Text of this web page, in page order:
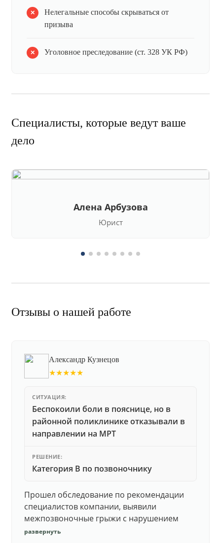
Нелегальные способы скрываться от
призыва
Уголовное преследование (ст. 328 УК РФ)
Специалисты, которые ведут ваше
дело
Алена Арбузова
Юрист
Отзывы о нашей работе
Александр Кузнецов
★★★★★
СИТУАЦИЯ:
Беспокоили боли в пояснице, но в
районной поликлинике отказывали в
направлении на МРТ
РЕШЕНИЕ:
Категория В по позвоночнику
Прошел обследование по рекомендации
специалистов компании, выявили
межпозвоночные грыжи с нарушением
функций. Юристы подготовили документы,
развернуть